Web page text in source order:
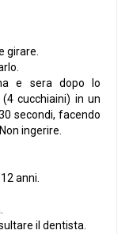
girare.
e sera dopo lo
cucchiaini) in un
secondi, facendo
ingerire.
anni.
il dentista.